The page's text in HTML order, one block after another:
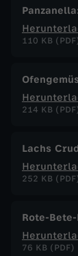
110 KB
214 KB
Lachs
252 KB
Rote-
76 KB (PDF)